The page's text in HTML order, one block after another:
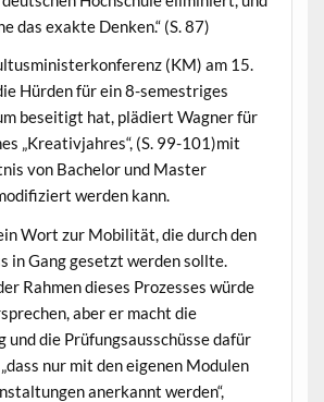
das exakte Denken.“ (S. 87)
(KM) am 15.
Hürden für ein 8-semestriges
beseitigt hat, plädiert Wagner für
„Kreativjahres“, (S. 99-101)mit
von Bachelor und Master
werden kann.
Wort zur Mobilität, die durch den
in Gang gesetzt werden sollte.
Rahmen dieses Prozesses würde
aber er macht die
und die Prüfungsausschüsse dafür
nur mit den eigenen Modulen
anerkannt werden“,